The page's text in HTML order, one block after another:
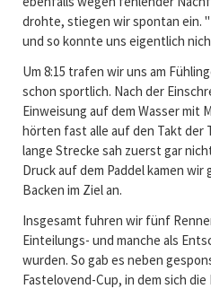
drohte, stiegen wir spontan ein.
und so konnte uns eigentlich
Um 8:15 trafen wir uns am
schon sportlich. Nach der
Einweisung auf dem Wasser mit
hörten fast alle auf den Takt der
lange Strecke sah zuerst gar
Druck auf dem Paddel kamen
Backen im Ziel an.
Insgesamt fuhren wir fünf
Einteilungs- und manche als
wurden. So gab es neben
Fastelovend-Cup, in dem sich